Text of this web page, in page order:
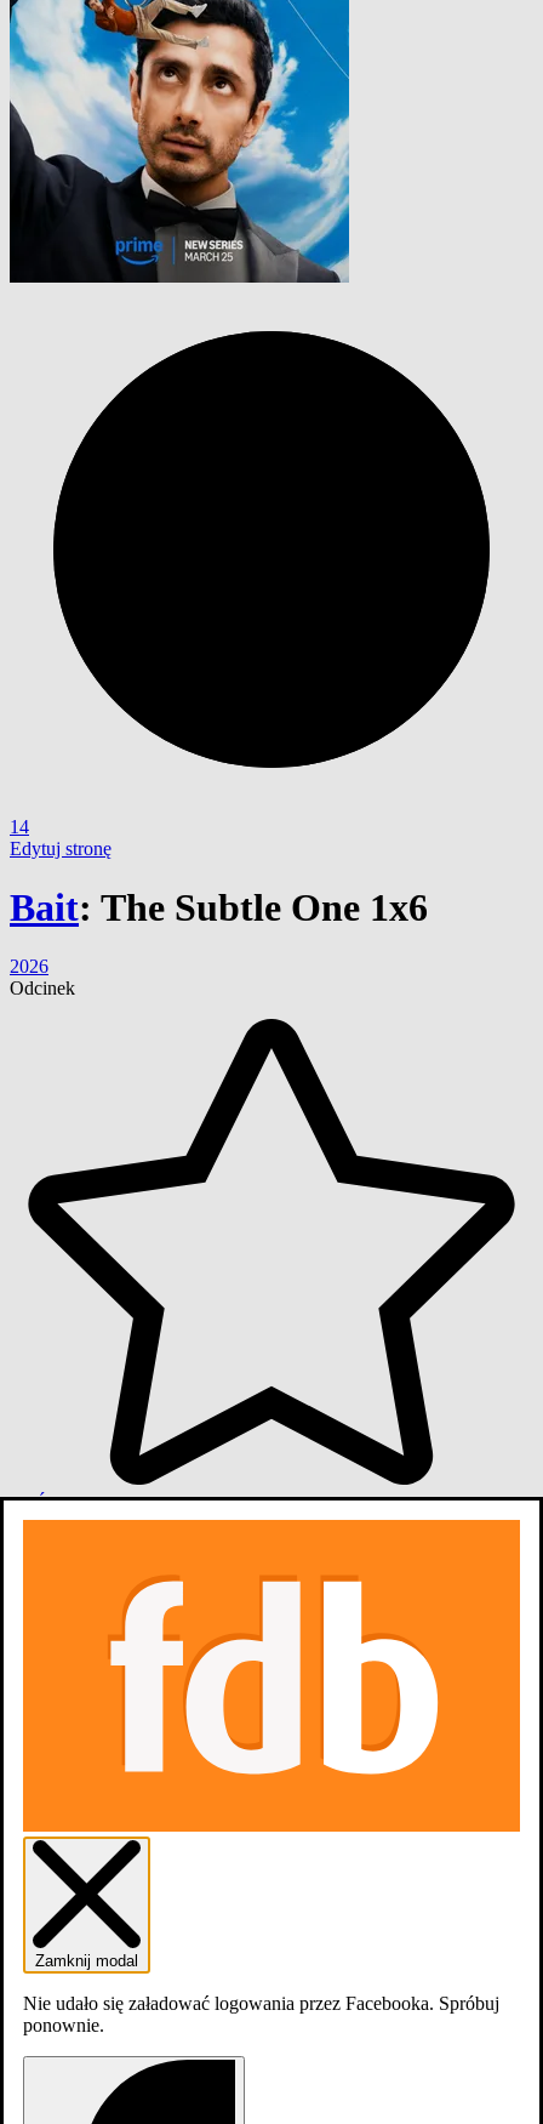
14
Edytuj stronę
Bait: The Subtle One 1x6
2026
Odcinek
oceń
odcinek
osób lubi
osób chce obejrzeć
osób obejrzało
Zamknij modal
Nie udało się załadować logowania przez Facebooka. Spróbuj
ponownie.